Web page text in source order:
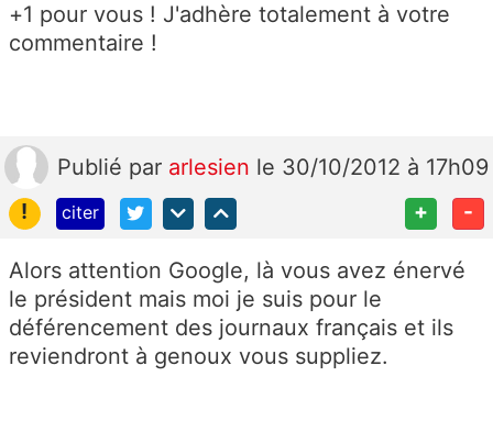
+1 pour vous ! J'adhère totalement à votre
commentaire !
Publié par arlesien le 30/10/2012 à 17h09
!
citer + -
Alors attention Google, là vous avez énervé
le président mais moi je suis pour le
déférencement des journaux français et ils
reviendront à genoux vous suppliez.